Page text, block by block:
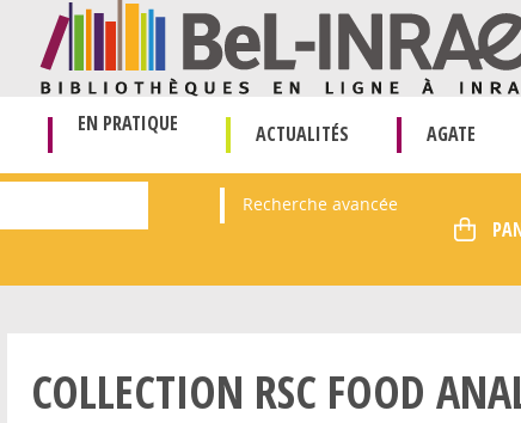
EN PRATIQUE ACTUALITÉS AGATE
Recherche avancée
COLLECTION RSC FOOD